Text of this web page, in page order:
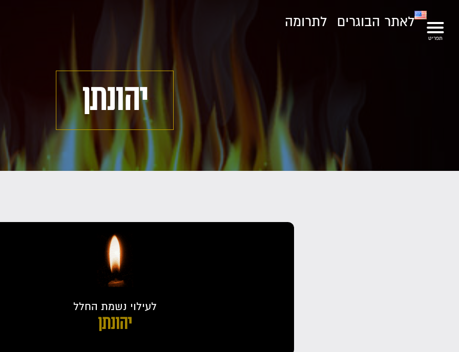
לאתר הבוגרים לתרומה
יהונתן
לעילוי נשמת החלל
יהונתן